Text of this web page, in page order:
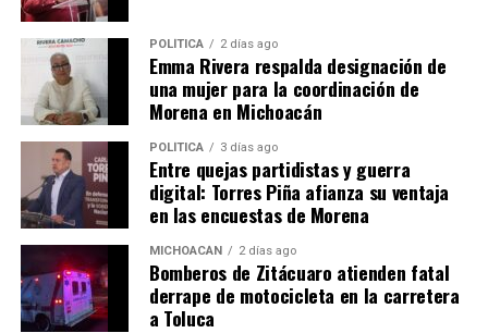
RELATED TOPICS:
UP NEXT
Emma Rivera acompaña registro de Fabiola Alanís como
aspirante a la coordinación de comités partidistas en
Michoacán
DON'T MISS
Raúl Morón Formaliza Registro como Aspirante a la
Coordinación Estatal de Morena en Michoacán
POLÍTICA 2 días ago
Emma Rivera respalda designación de
una mujer para la coordinación de
Morena en Michoacán
POLÍTICA 3 días ago
Entre quejas partidistas y guerra
digital: Torres Piña afianza su ventaja
en las encuestas de Morena
MICHOACÁN 2 días ago
Bomberos de Zitácuaro atienden fatal
derrape de motocicleta en la carretera
a Toluca